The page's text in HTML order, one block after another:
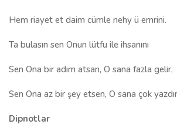
Hem riayet et daim cümle nehy ü emrini.
Ta bulasın sen Onun lütfu ile ihsanını
Sen Ona bir adım atsan, O sana fazla gelir,
Sen Ona az bir şey etsen, O sana çok
Dipnotlar